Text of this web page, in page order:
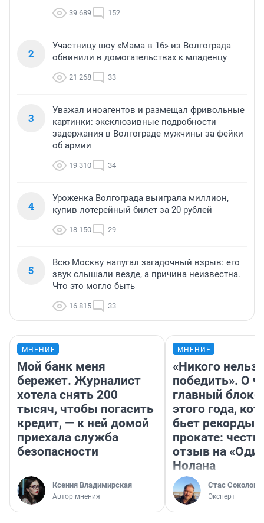
39 689 152
2
Участницу шоу «Мама в 16» из Волгограда
обвинили в домогательствах к младенцу
21 268 33
3
Уважал иноагентов и размещал фривольные
картинки: эксклюзивные подробности
задержания в Волгограде мужчины за фейки
об армии
19 310 34
4
Уроженка Волгограда выиграла миллион,
купив лотерейный билет за 20 рублей
18 150 29
5
Всю Москву напугал загадочный взрыв: его
звук слышали везде, а причина неизвестна.
Что это могло быть
16 815 33
МНЕНИЕ
Мой банк меня
бережет. Журналист
хотела снять 200
тысяч, чтобы погасить
кредит, — к ней домой
приехала служба
безопасности
Ксения Владимирская
Автор мнения
МНЕНИЕ
«Никого нельзя
победить». О
главный
этого года,
бьет рекорды в
прокате:
отзыв на
Нолана
Стас Соколов
Эксперт